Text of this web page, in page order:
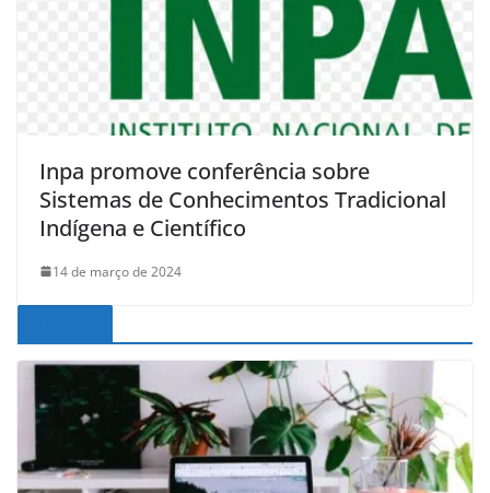
Inpa promove conferência sobre
Sistemas de Conhecimentos Tradicional
Indígena e Científico
14 de março de 2024